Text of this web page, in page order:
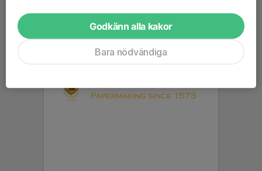
Godkänn alla kakor
Bara nödvändiga